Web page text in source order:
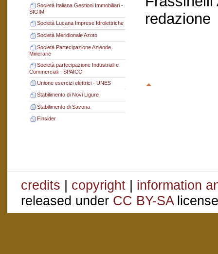
Società Italiana Gestioni Immobiliari -
SIGIM
Società Lucana Imprese Idrolettriche
Società Meridionale Azoto
Società Partecipazione Aziende
Minerarie
Società partecipazione Industriali e
Commerciali - SPAICO
Unione esercizi elettrici - UNES
Stabilimento di Novi Ligure
Stabilimento di Savona
Finsider
redazione
credits | copyright | information
released under CC BY-SA